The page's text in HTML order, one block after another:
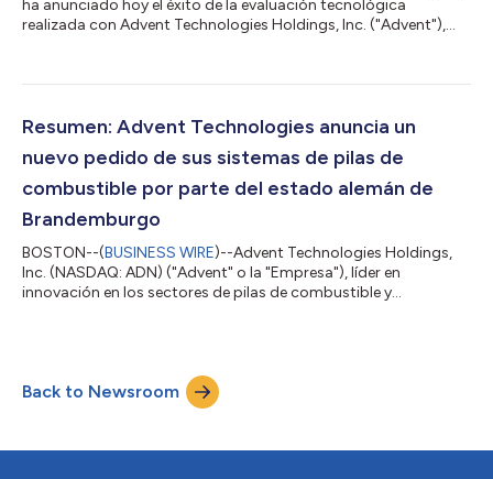
ha anunciado hoy el éxito de la evaluación tecnológica
realizada con Advent Technologies Holdings, Inc. ("Advent"),
de los electrodos de membrana (Membrane Electrode
necesidades de Hyundai en cuanto a pilas de combustible de
Resumen: Advent Technologies anuncia un
nuevo pedido de sus sistemas de pilas de
combustible por parte del estado alemán de
Brandemburgo
BOSTON--(BUSINESS WIRE)--Advent Technologies Holdings,
Inc. (NASDAQ: ADN) ("Advent" o la "Empresa"), líder en
innovación en los sectores de pilas de combustible y
alemán de Brandemburgo, como parte del acuerdo trienal
anunciado en septiembre de 2022. El valor conjunto de los
sistemas de pila de combustible Serene vendidos al estado...
Back to Newsroom